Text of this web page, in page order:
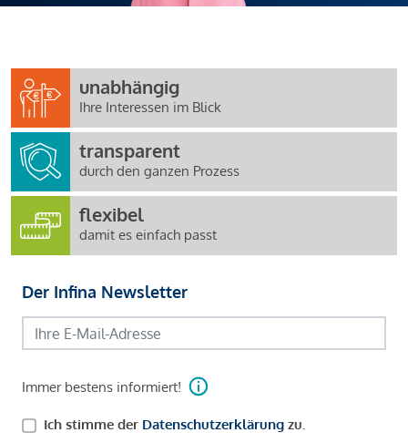
unabhängig
Ihre Interessen im Blick
transparent
durch den ganzen Prozess
flexibel
damit es einfach passt
Der Infina Newsletter
Immer bestens informiert!
Ich stimme der Datenschutzerklärung zu.